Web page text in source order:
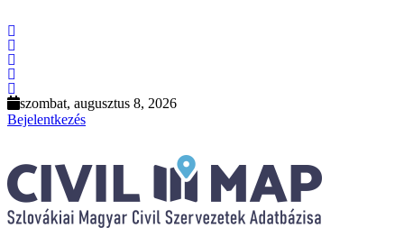
szombat, augusztus 8, 2026
Bejelentkezés